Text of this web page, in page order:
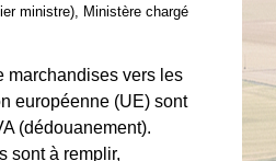
ministre), Ministère chargé
marchandises vers les
européenne (UE) sont
(dédouanement).
sont à remplir,